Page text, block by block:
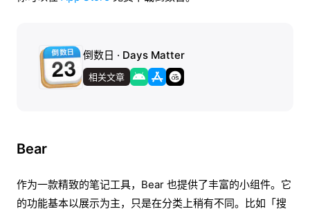
倒数日 · Days Matter
相关文章
Bear
作为一款精致的笔记工具，Bear 也提供了丰富的小组件。它
的功能基本以展示为主，只是在分类上稍有不同。比如「搜